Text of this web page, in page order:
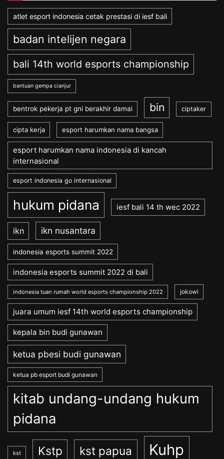
atlet esport indonesia cetak prestasi di iesf bali
badan intelijen negara
bali 14th world esports championship
bantuan gempa cianjur
bentrok pekerja pt gni berakhir damai bin ciptaker
cipta kerja esport harumkan nama bangsa
esport harumkan nama indonesia di kancah
internasional
esport indonesia go internasional
hukum pidana iesf bali 14 th wec 2022
ikn ikn nusantara
indonesia esports summit 2022
indonesia esports summit 2022 di bali
indonesia tuan rumah world esports championship 2022 jokowi
juara umum iesf 14th world esports championship
kepala bin budi gunawan
ketua pbesi budi gunawan
ketua pb esport budi gunawan
kitab undang-undang hukum
pidana
kst Kstp kst papua Kuhp